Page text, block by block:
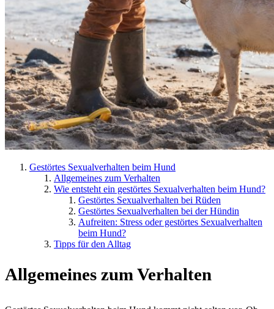
Gestörtes Sexualverhalten beim Hund
Allgemeines zum Verhalten
Wie entsteht ein gestörtes Sexualverhalten beim Hund?
Gestörtes Sexualverhalten bei Rüden
Gestörtes Sexualverhalten bei der Hündin
Aufreiten: Stress oder gestörtes Sexualverhalten
beim Hund?
Tipps für den Alltag
Allgemeines zum Verhalten